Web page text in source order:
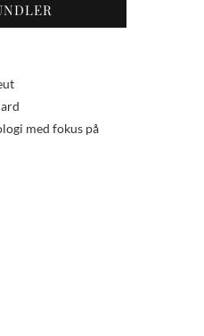
med fokus på